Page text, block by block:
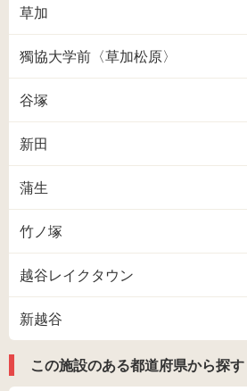
草加
獨協大学前〈草加松原〉
谷塚
新田
蒲生
竹ノ塚
越谷レイクタウン
新越谷
この施設のある都道府県から探す